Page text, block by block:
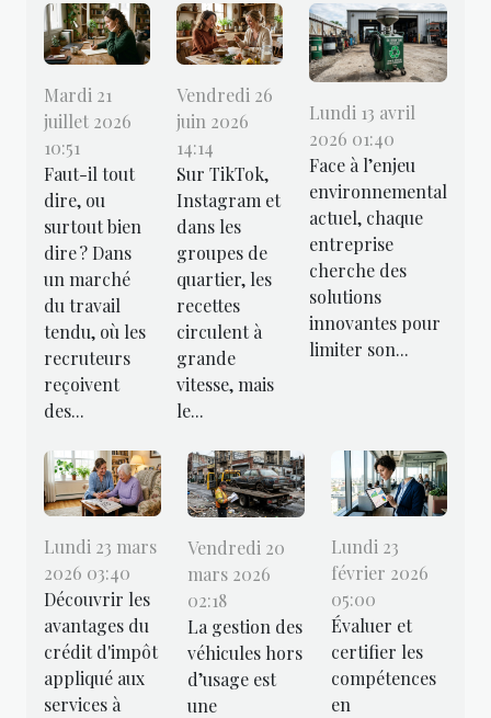
Mardi 21
juillet 2026
10:51
Faut-il tout
dire, ou
surtout bien
dire ? Dans
un marché
du travail
tendu, où les
recruteurs
reçoivent
des...
Vendredi 26
juin 2026
14:14
Sur TikTok,
Instagram et
dans les
groupes de
quartier, les
recettes
circulent à
grande
vitesse, mais
le...
Lundi 13 avril
2026 01:40
Face à l’enjeu
environnemental
actuel, chaque
entreprise
cherche des
solutions
innovantes pour
limiter son...
Lundi 23 mars
2026 03:40
Découvrir les
avantages du
crédit d'impôt
appliqué aux
services à
Vendredi 20
mars 2026
02:18
La gestion des
véhicules hors
d’usage est
une
Lundi 23
février 2026
05:00
Évaluer et
certifier les
compétences
en